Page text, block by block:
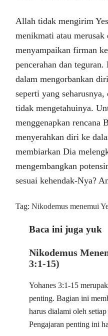
Allah tidak mengirim
menikmati atau
menyampaikan firman
pencerahan dan
dalam mengorbankan
seperti yang
tidak mengetahuinya.
menggenapkan rencana
menyerahkan diri ke
membiarkan Dia
mengembangkan
sesuai kehendak-Nya?
Tag:Nikodemus menemui
Baca ini juga yuk
Nikodemus
3:1-15)
Yohanes 3:1-15
penting. Bagian ini
harus dialami oleh
Pengajaran penting ini